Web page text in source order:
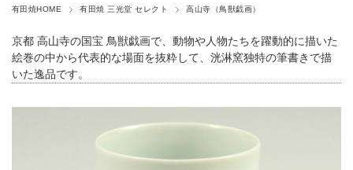
有田焼HOME 有田焼 三光堂 セレクト 高山寺（鳥獣戯画）
京都 高山寺の国宝 鳥獣戯画で、動物や人物たちを躍動的に描いた
絵巻の中から代表的な場面を抜粋して、洸淋窯独特の筆書きで描
いた逸品です。